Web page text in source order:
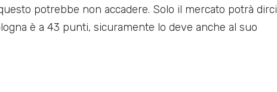
potrebbe non accadere. Solo il mercato potrà dirci
è a 43 punti, sicuramente lo deve anche al suo